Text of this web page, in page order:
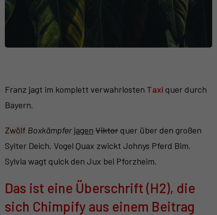
Franz jagt im komplett verwahrlosten Taxi quer durch
Bayern.
Zwölf Boxkämpfer jagen Viktor quer über den großen
Sylter Deich. Vogel Quax zwickt Johnys Pferd Bim.
Sylvia wagt quick den Jux bei Pforzheim.
Das ist eine Überschrift (H2), die
sich Chimpify aus einem Beitrag